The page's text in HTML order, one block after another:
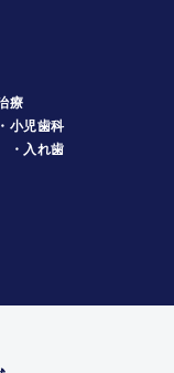
療
・小児歯科
・入れ歯